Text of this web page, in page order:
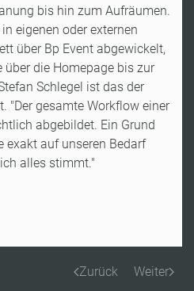
bis hin zum Aufräumen.
eigenen oder externen
über Bp Event abgewickelt,
die Homepage bis zur
Schlegel ist das der
"Der gesamte Workflow einer
abgebildet. Ein Grund
exakt auf unseren Bedarf
alles stimmt."
Zurück Weiter